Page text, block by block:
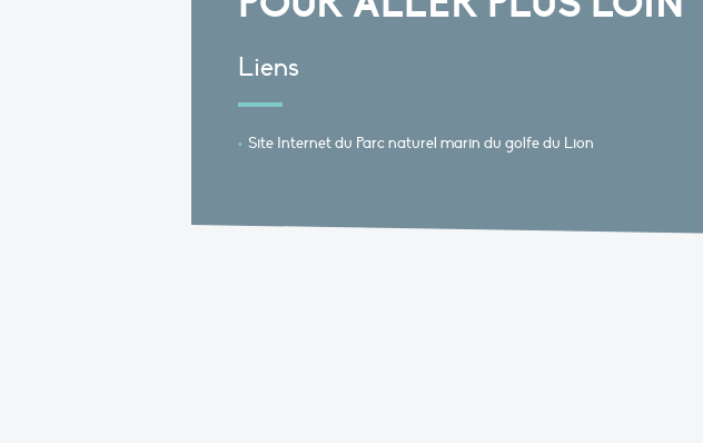
Liens
Site Internet du Parc naturel marin du golfe du Lion